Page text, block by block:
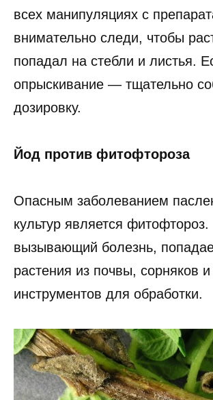
всех манипуляциях с
внимательно следи, чтобы
попадал на стебли и листья.
опрыскивание — тщательно
дозировку.
Йод против фитофтороза
Опасным заболеванием
культур является фитофтороз.
вызывающий болезнь,
растения из почвы, сорняков и
инструментов для обработки.